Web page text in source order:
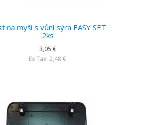
na myši s vůní sýra EASY SET
2ks
3,05 €
Ex Tax: 2,48 €